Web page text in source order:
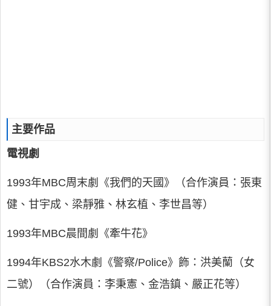
主要作品
電視劇
1993年MBC周末劇《我們的天國》（合作演員：張東
健、甘宇成、梁靜雅、林玄植、李世昌等）
1993年MBC晨間劇《牽牛花》
1994年KBS2水木劇《警察/Police》飾：洪美蘭（女
二號）（合作演員：李秉憲、金浩鎮、嚴正花等）